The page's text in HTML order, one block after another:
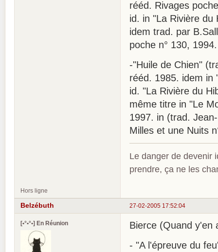
rééd. Rivages
id. in "La Rivière du
idem trad. par
poche n° 130, 1994.
-"Huile de Chien"
rééd. 1985. idem in
id. "La Rivière du
même titre in "Le
1997. in (trad.
Milles et une Nuits
Le danger de devenir
prendre, ça ne les
Hors ligne
27-02-2005 17:52:04
Belzébuth
[•°•°•] En Réunion
Bierce (Quand y'en
- "A l'épreuve du